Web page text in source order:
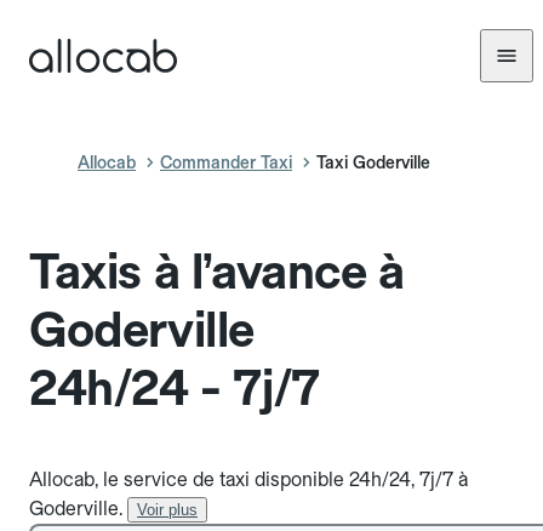
Allocab Commander Taxi Taxi Goderville
Taxis à l’avance à
Goderville
24h/24 - 7j/7
Allocab, le service de taxi disponible 24h/24, 7j/7 à
Goderville.
Voir plus